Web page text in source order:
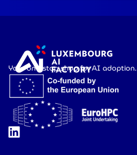
Your one-stop shop for AI adoption.